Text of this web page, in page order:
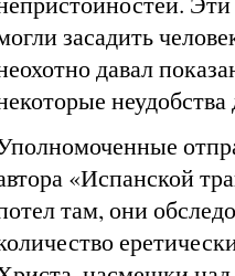
засадить
давал
неудобства
«Испанской
там, они